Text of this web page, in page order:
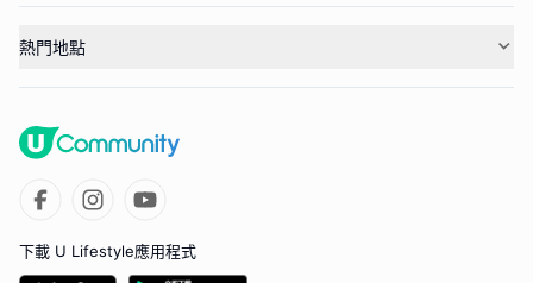
熱門地點
下載 U Lifestyle應用程式